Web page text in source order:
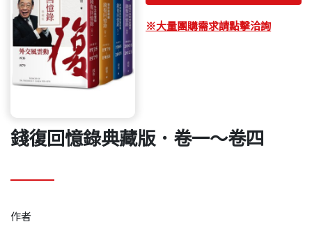
※大量團購需求請點擊洽詢
錢復回憶錄典藏版．卷一～卷四
作者